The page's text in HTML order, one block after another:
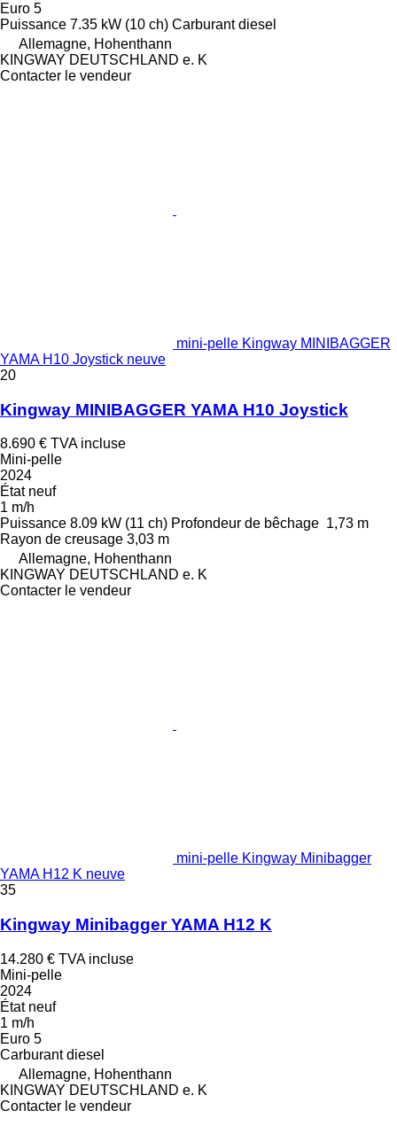
Euro 5
Puissance 7.35 kW (10 ch) Carburant diesel
Allemagne, Hohenthann
KINGWAY DEUTSCHLAND e. K
Contacter le vendeur
mini-pelle Kingway MINIBAGGER
YAMA H10 Joystick neuve
20
Kingway MINIBAGGER YAMA H10 Joystick
8.690 € TVA incluse
Mini-pelle
2024
Étatneuf
1 m/h
Puissance 8.09 kW (11 ch) Profondeur de bêchage 1,73 m
Rayon de creusage 3,03 m
Allemagne, Hohenthann
KINGWAY DEUTSCHLAND e. K
Contacter le vendeur
mini-pelle Kingway Minibagger
YAMA H12 K neuve
35
Kingway Minibagger YAMA H12 K
14.280 € TVA incluse
Mini-pelle
2024
Étatneuf
1 m/h
Euro 5
Carburant diesel
Allemagne, Hohenthann
KINGWAY DEUTSCHLAND e. K
Contacter le vendeur